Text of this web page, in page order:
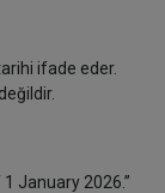
ifade eder.
January 2026.”